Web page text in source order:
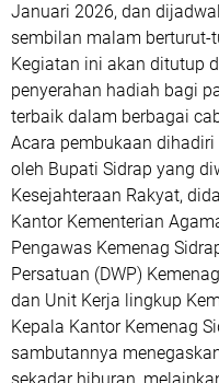
Januari 2026, dan
sembilan malam
Kegiatan ini akan ditutup
penyerahan hadiah bagi
terbaik dalam berbagai
Acara pembukaan
oleh Bupati Sidrap yang
Kesejahteraan Rakyat,
Kantor Kementerian
Pengawas Kemenag
Persatuan (DWP)
dan Unit Kerja lingkup
Kepala Kantor Kemenag
sambutannya